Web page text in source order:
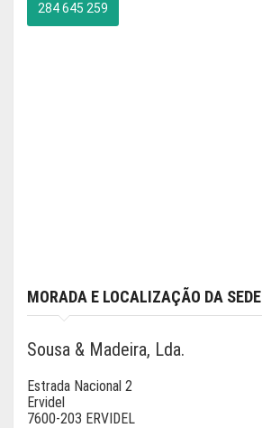
284 645 259
MORADA E LOCALIZAÇÃO DA SEDE
Sousa & Madeira, Lda.
Estrada Nacional 2
Ervidel
7600-203 ERVIDEL